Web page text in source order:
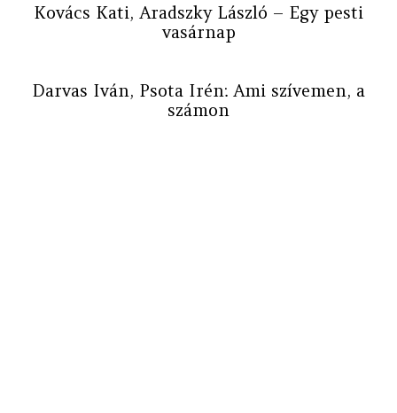
Kovács Kati, Aradszky László – Egy pesti
vasárnap
Darvas Iván, Psota Irén: Ami szívemen, a
számon